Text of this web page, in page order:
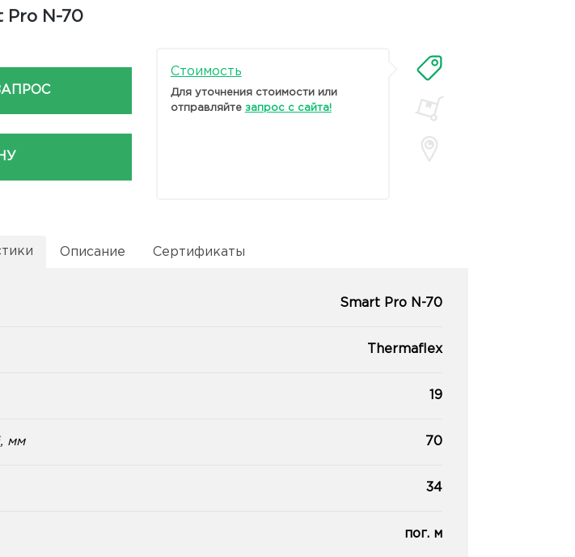
Pro N-70
Стоимость
Для уточнения стоимости или
отправляйте запрос с сайта!
Описание Сертификаты
Smart Pro N-70
Thermaflex
19
мм 70
34
пог. м